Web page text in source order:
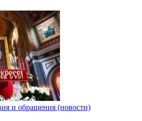
и обращения (новости)